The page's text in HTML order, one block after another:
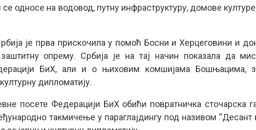
се односе на водовод, путну инфраструктуру, домове
је прва прискочила у помоћ Босни и Херцеговини и
опрему. Србија је на тај начин показала да
БиХ, али и о њиховим комшијама Бошњацима,
дипломатију.
посете Федерацији БиХ обићи повратничка сточарска
такмичење у параглајдингу под називом “Десант